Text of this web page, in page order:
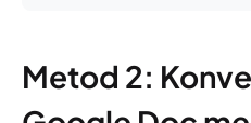
Metod 2: